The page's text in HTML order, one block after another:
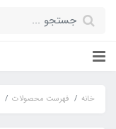
خانه فهرست محصولات